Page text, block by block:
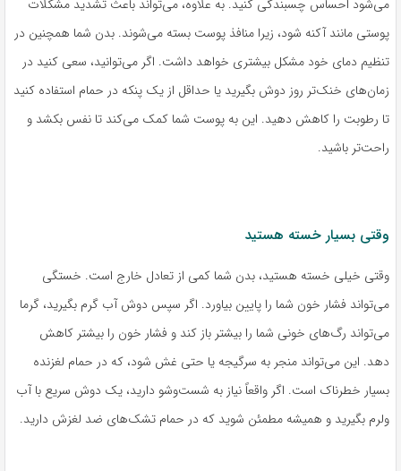
می‌شود احساس چسبندگی کنید. به علاوه، می‌تواند باعث تشدید مشکلات
پوستی مانند آکنه شود، زیرا منافذ پوست بسته می‌شوند. بدن شما همچنین در
تنظیم دمای خود مشکل بیشتری خواهد داشت. اگر می‌توانید، سعی کنید در
زمان‌های خنک‌تر روز دوش بگیرید یا حداقل از یک پنکه در حمام استفاده کنید
تا رطوبت را کاهش دهید. این به پوست شما کمک می‌کند تا نفس بکشد و
راحت‌تر باشید.
وقتی بسیار خسته هستید
وقتی خیلی خسته هستید، بدن شما کمی از تعادل خارج است. خستگی
می‌تواند فشار خون شما را پایین بیاورد. اگر سپس دوش آب گرم بگیرید، گرما
می‌تواند رگ‌های خونی شما را بیشتر باز کند و فشار خون را بیشتر کاهش
دهد. این می‌تواند منجر به سرگیجه یا حتی غش شود، که در حمام لغزنده
بسیار خطرناک است. اگر واقعاً نیاز به شست‌وشو دارید، یک دوش سریع با آب
ولرم بگیرید و همیشه مطمئن شوید که در حمام تشک‌های ضد لغزش دارید.